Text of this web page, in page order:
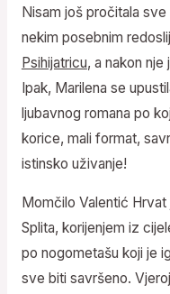
Nisam još pročitala sve
nekim posebnim
Psihijatricu, a nakon
Ipak, Marilena se
ljubavnog romana po
korice, mali format,
istinsko uživanje!
Momčilo Valentić
Splita, korijenjem iz
po nogometašu koji je
sve biti savršeno.